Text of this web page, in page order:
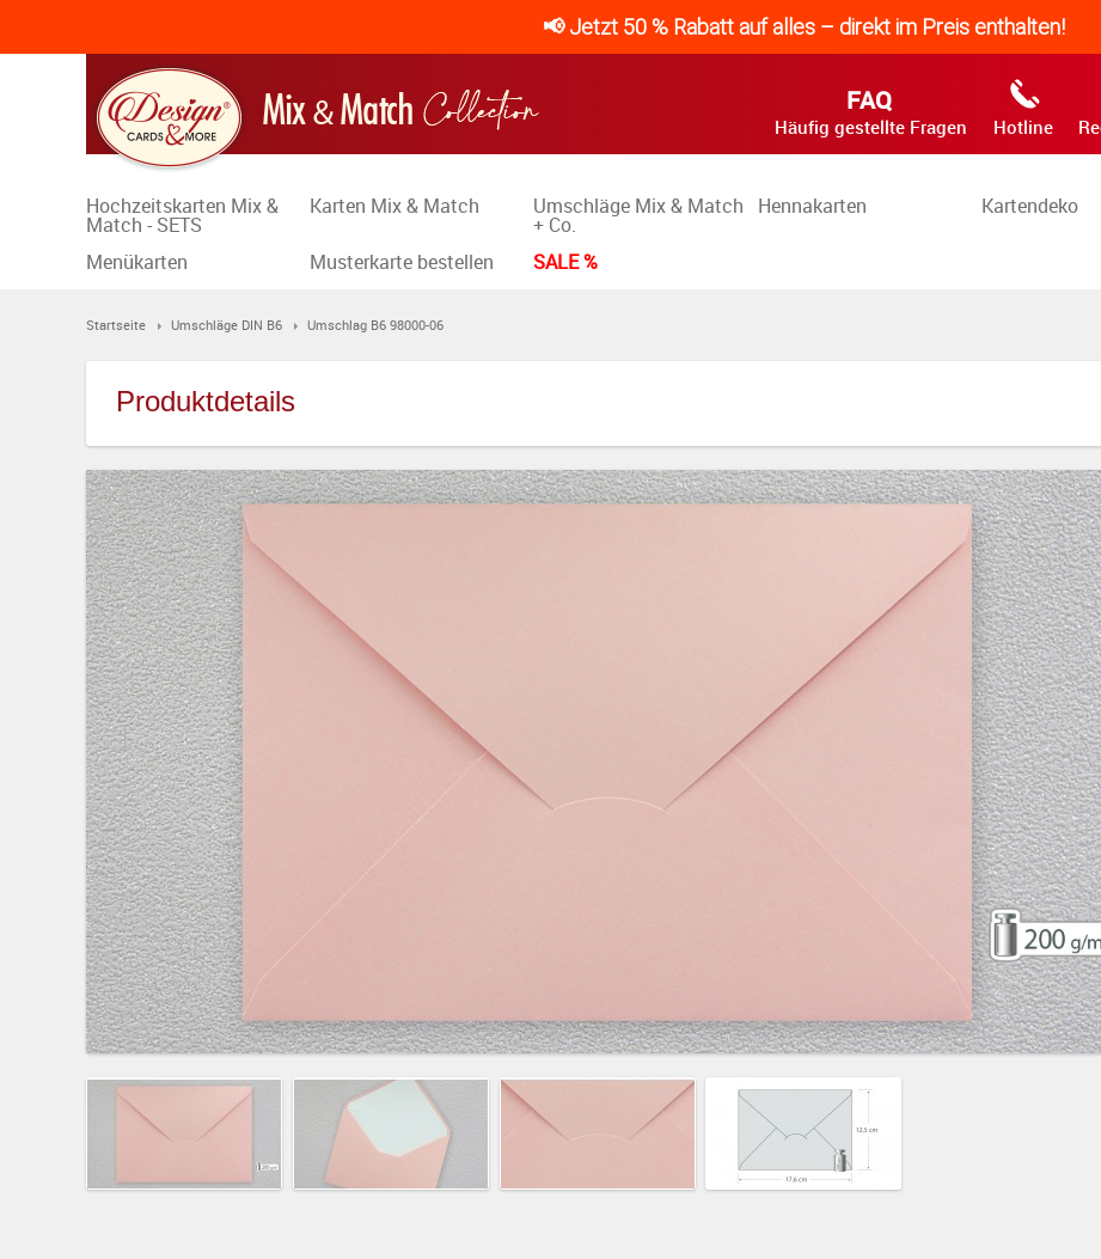
📢 Jetzt 50 % Rabatt auf alles – direkt im Preis enthalten!
FAQ
Häufig gestellte Fragen Hotline
Hochzeitskarten Mix &
Match - SETS
Karten Mix & Match Umschläge Mix & Match
+ Co.
Hennakarten Kartendeko
Menükarten Musterkarte bestellen SALE %
Startseite Umschläge DIN B6 Umschlag B6 98000-06
Produktdetails